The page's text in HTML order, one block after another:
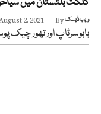
2, 2021 Byویب ڈیسک
بابوسرٹاپ اور تھور چیک